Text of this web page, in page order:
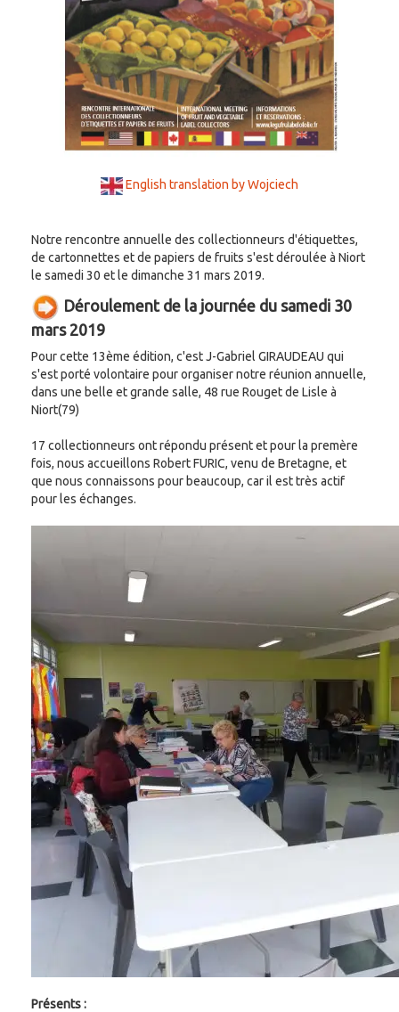
English translation by Wojciech
Notre rencontre annuelle des collectionneurs d'étiquettes,
de cartonnettes et de papiers de fruits s'est déroulée à Niort
le samedi 30 et le dimanche 31 mars 2019.
Déroulement de la journée du samedi 30
mars 2019
Pour cette 13ème édition, c'est J-Gabriel GIRAUDEAU qui
s'est porté volontaire pour organiser notre réunion annuelle,
dans une belle et grande salle, 48 rue Rouget de Lisle à
Niort(79)
17 collectionneurs ont répondu présent et pour la premère
fois, nous accueillons Robert FURIC, venu de Bretagne, et
que nous connaissons pour beaucoup, car il est très actif
pour les échanges.
Présents :